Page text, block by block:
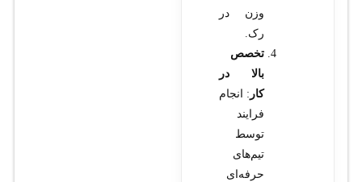
وزن در
رک.
تخصص
بالا در
کار : انجام
فرایند
توسط
تیم‌های
حرفه‌ای